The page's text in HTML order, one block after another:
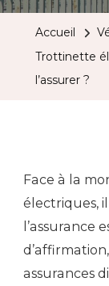
Accueil
Trottinette
l’assurer ?
Face à la
électriques,
l’assurance
assurances